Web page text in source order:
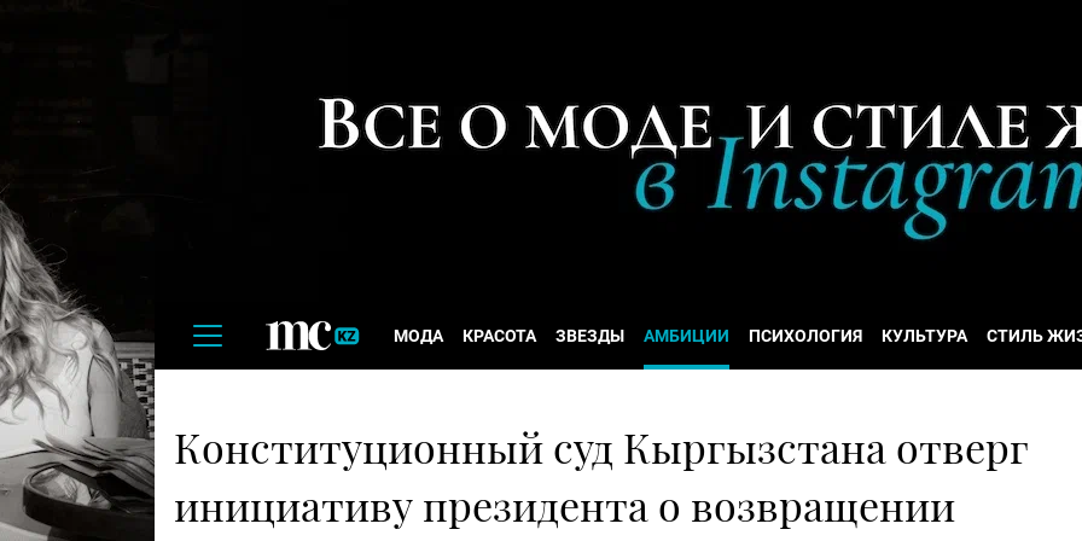
МОДА КРАСОТА ЗВЕЗДЫ АМБИЦИИ ПСИХОЛОГИЯ КУЛЬТУРА СТИЛЬ
Конституционный суд Кыргызстана отверг
инициативу президента о возвращении